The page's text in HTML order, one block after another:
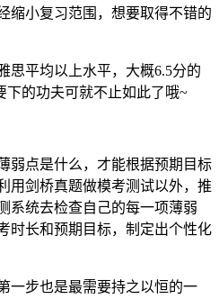
缩小复习范围，想要取得不错的
平均以上水平，大概6.5分的
的功夫可就不止如此了哦~
点是什么，才能根据预期目标
用剑桥真题做模考测试以外，推
系统去检查自己的每一项薄弱
时长和预期目标，制定出个性化
步也是最需要持之以恒的一